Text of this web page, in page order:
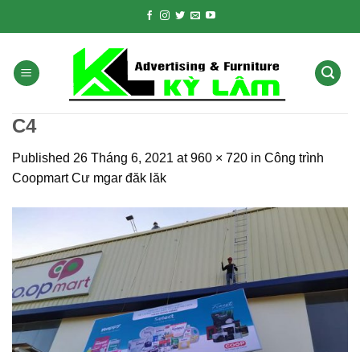
C4
Published 26 Tháng 6, 2021 at960 × 720 in Công trình
Coopmart Cư mgar đăk lăk